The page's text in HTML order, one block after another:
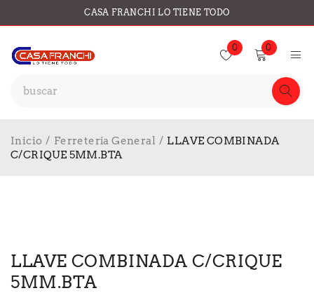
CASA FRANCHI LO TIENE TODO
0 0
Inicio / Ferretería General / LLAVE COMBINADA
C/CRIQUE 5MM.BTA
LLAVE COMBINADA C/CRIQUE
5MM.BTA